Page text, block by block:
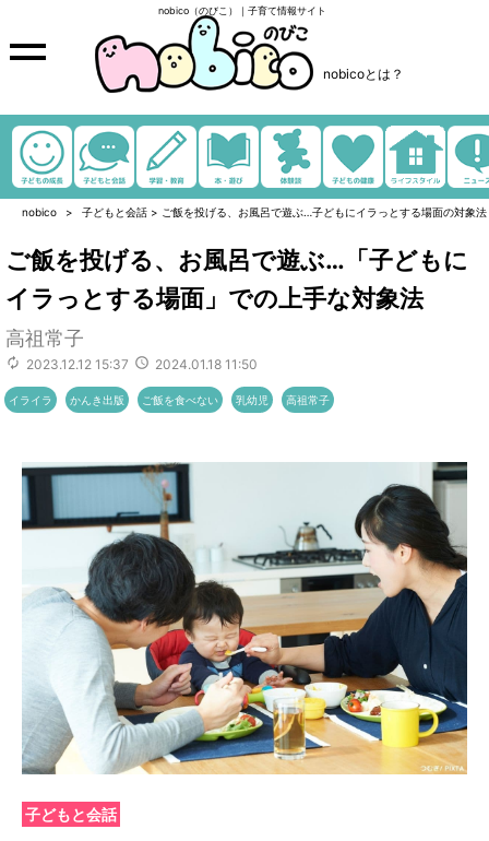
nobico（のびこ）｜子育て情報サイト
nobicoとは？
nobico 子どもと会話 > ご飯を投げる、お風呂で遊ぶ…子どもにイラっとする場面の対象法
ご飯を投げる、お風呂で遊ぶ…「子どもに
イラっとする場面」での上手な対象法
高祖常子
2023.12.12 15:37 2024.01.18 11:50
イライラ かんき出版 ご飯を食べない 乳幼児 高祖常子
子どもと会話